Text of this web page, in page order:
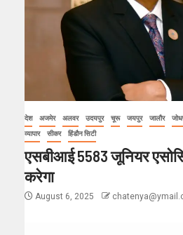
देश अजमेर अलवर उदयपुर चूरू जयपुर जालौर
व्यापार
सीकर हिंडौन सिटी
एसबीआई 5583 जूनियर
करेगा
August 6, 2025